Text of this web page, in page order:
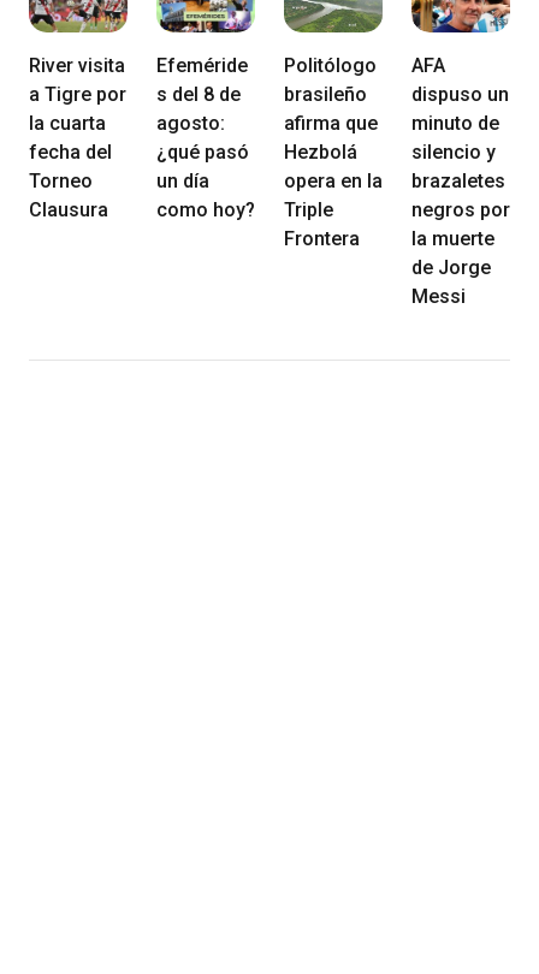
River visita
a Tigre por
la cuarta
fecha del
Torneo
Clausura
Efeméride
s del 8 de
agosto:
¿qué pasó
un día
como hoy?
Politólogo
brasileño
afirma que
Hezbolá
opera en la
Triple
Frontera
AFA
dispuso un
minuto de
silencio y
brazaletes
negros por
la muerte
de Jorge
Messi